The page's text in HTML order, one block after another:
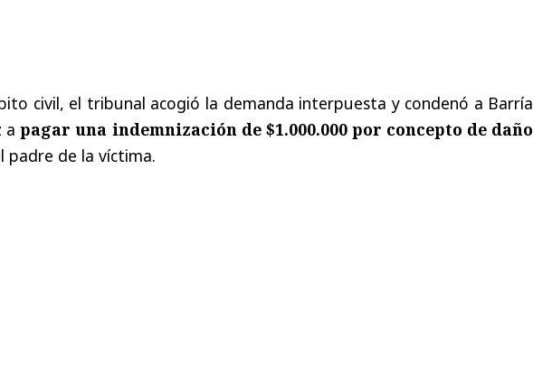
civil, el tribunal acogió la demanda interpuesta y condenó a Barría
apagar una indemnización de $1.000.000 por concepto de daño
padre de la víctima.